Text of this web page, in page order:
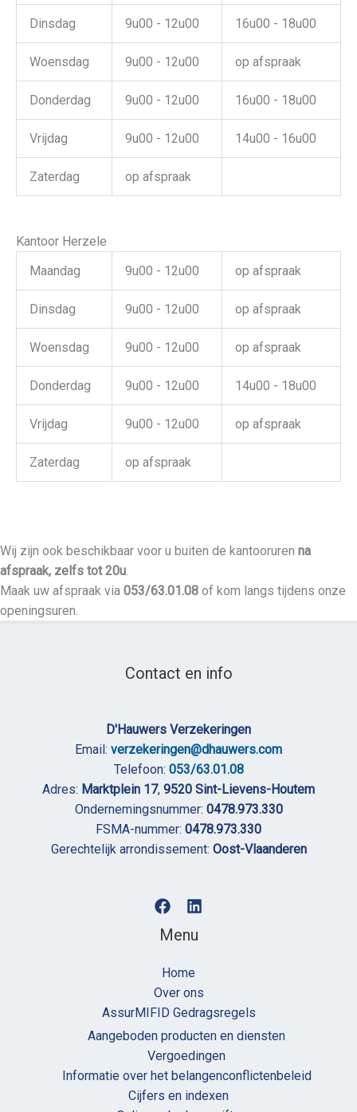
Dinsdag 9u00 - 12u00 16u00 - 18u00
Woensdag 9u00 - 12u00 op afspraak
Donderdag 9u00 - 12u00 16u00 - 18u00
Vrijdag 9u00 - 12u00 14u00 - 16u00
Zaterdag op afspraak
Kantoor Herzele
Maandag
9u00 - 12u00 op afspraak
Dinsdag 9u00 - 12u00 op afspraak
Woensdag 9u00 - 12u00 op afspraak
Donderdag 9u00 - 12u00 14u00 - 18u00
Vrijdag 9u00 - 12u00 op afspraak
Zaterdag op afspraak
Wij zijn ook beschikbaar voor u buiten de kantooruren na
afspraak, zelfs tot 20u.
Maak uw afspraak via 053/63.01.08 of kom langs tijdens onze
openingsuren.
Contact en info
D'Hauwers Verzekeringen
Email: verzekeringen@dhauwers.com
Telefoon: 053/63.01.08
Adres: Marktplein 17, 9520 Sint-Lievens-Houtem
Ondernemingsnummer: 0478.973.330
FSMA-nummer: 0478.973.330
Gerechtelijk arrondissement: Oost-Vlaanderen
Menu
Home
Over ons
AssurMIFID Gedragsregels
Aangeboden producten en diensten
Vergoedingen
Informatie over het belangenconflictenbeleid
Cijfers en indexen